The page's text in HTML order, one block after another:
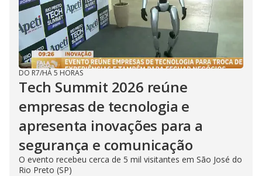
DO R7/HÁ 5 HORAS
Tech Summit 2026 reúne
empresas de tecnologia e
apresenta inovações para a
segurança e comunicação
O evento recebeu cerca de 5 mil visitantes em São José do
Rio Preto (SP)